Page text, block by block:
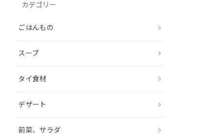
カテゴリー
ごはんもの
スープ
タイ食材
デザート
前菜、サラダ